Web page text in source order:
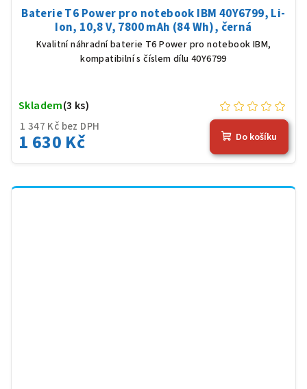
Baterie T6 Power pro notebook IBM 40Y6799, Li-
Ion, 10,8 V, 7800 mAh (84 Wh), černá
Kvalitní náhradní baterie T6 Power pro notebook IBM,
kompatibilní s číslem dílu 40Y6799
1 347 Kč bez DPH
1 630 Kč
Skladem(3 ks)
Do košíku